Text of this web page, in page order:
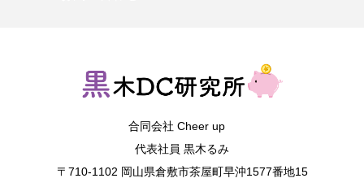
合同会社 Cheer up
代表社員 黒木るみ
〒710-1102 岡山県倉敷市茶屋町早沖1577番地15